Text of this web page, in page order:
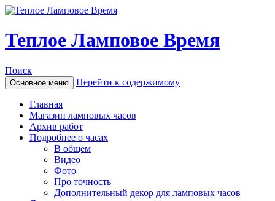
Теплое Ламповое Время
Поиск
Основное меню Перейти к содержимому
Главная
Магазин ламповых часов
Архив работ
Подробнее о часах
В общем
Видео
Фото
Про точность
Дополнительный декор для ламповых часов